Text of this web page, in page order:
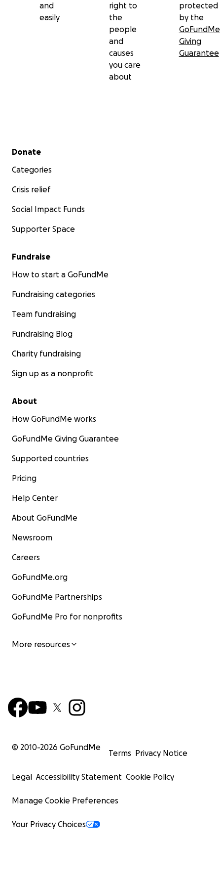
and
easily
right to
the
people
and
causes
you care
about
protected
by the
GoFundMe
Giving
Guarantee
Secondary menu
Donate
Categories
Crisis relief
Social Impact Funds
Supporter Space
Fundraise
How to start a GoFundMe
Fundraising categories
Team fundraising
Fundraising Blog
Charity fundraising
Sign up as a nonprofit
About
How GoFundMe works
GoFundMe Giving Guarantee
Supported countries
Pricing
Help Center
About GoFundMe
Newsroom
Careers
GoFundMe.org
GoFundMe Partnerships
GoFundMe Pro for nonprofits
More resources
© 2010-2026 GoFundMe
Terms Privacy Notice
Legal Accessibility Statement Cookie Policy
Manage Cookie Preferences
Your Privacy Choices